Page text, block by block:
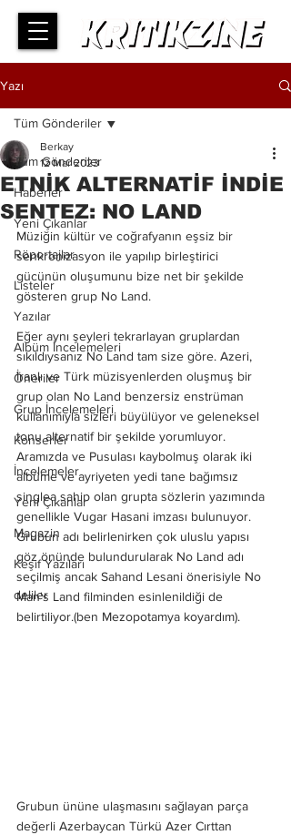
Yazı
Tüm Gönderiler
Haberler
Yeni Çıkanlar
Röportajlar
Listeler
Yazılar
Albüm İncelemeleri
Öneriler
Grup İncelemeleri
Konserler
İncelemeler
Yeni Çıkanlar
Magazin
Keşif Yazıları
deliler
Tüm Gönderiler
ETNİK ALTERNATİF İNDİE
SENTEZ: NO LAND
Berkay
12 Mar 2023
Müziğin kültür ve coğrafyanın eşsiz bir
senkronizasyon ile yapılıp birleştirici
gücünün oluşumunu bize net bir şekilde
gösteren grup No Land.
Eğer aynı şeyleri tekrarlayan gruplardan
sıkıldıysanız No Land tam size göre. Azeri,
İranlı ve Türk müzisyenlerden oluşmuş bir
grup olan No Land benzersiz enstrüman
kullanımıyla sizleri büyülüyor ve geleneksel
tonu alternatif bir şekilde yorumluyor.
Aramızda ve Pusulası kaybolmuş olarak iki
albüme ve ayriyeten yedi tane bağımsız
singlea sahip olan grupta sözlerin yazımında
genellikle Vugar Hasani imzası bulunuyor.
Grubun adı belirlenirken çok uluslu yapısı
göz önünde bulundurularak No Land adı
seçilmiş ancak Sahand Lesani önerisiyle No
Man's Land filminden esinlenildiği de
belirtiliyor.(ben Mezopotamya koyardım).
Grubun ününe ulaşmasını sağlayan parça
değerli Azerbaycan Türkü Azer Cırttan